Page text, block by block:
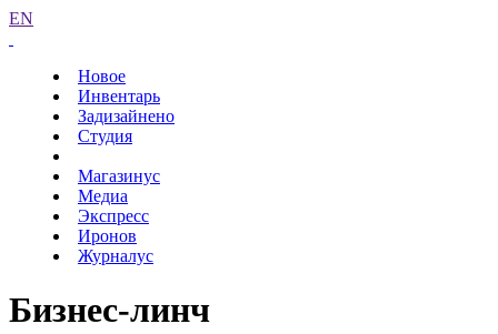
EN
Новое
Инвентарь
Задизайнено
Студия
Магазинус
Медиа
Экспресс
Иронов
Журналус
Бизнес-линч